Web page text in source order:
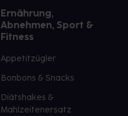
Ernährung,
Abnehmen, Sport &
Fitness
Appetitzügler
Bonbons & Snacks
Diätshakes &
Mahlzeitenersatz